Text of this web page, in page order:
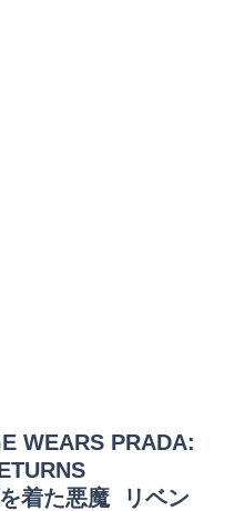
WEARS PRADA:
を着た悪魔  リベン